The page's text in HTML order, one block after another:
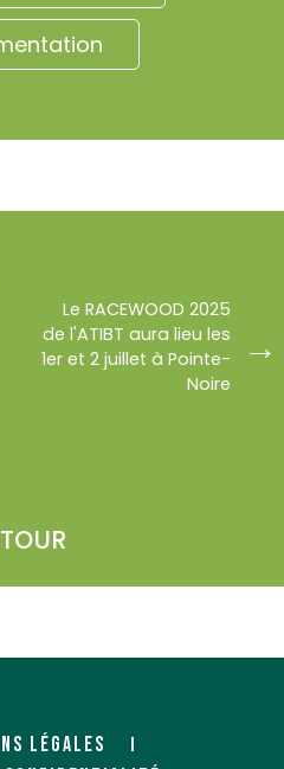
Le RACEWOOD 2025
de l'ATIBT aura lieu les
1er et 2 juillet à Pointe-
Noire
LÉGALES